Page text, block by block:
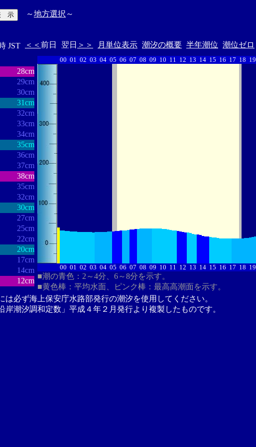
～地方選択 ～
JST ＜＜ 前日 翌日 ＞＞ 月単位表示 潮汐の概要 半年潮位 潮位ゼロ
28cm
29cm
30cm
31cm
32cm
33cm
34cm
35cm
36cm
37cm
38cm
35cm
32cm
30cm
27cm
25cm
22cm
20cm
17cm
14cm
12cm
00 01 02 03 04 05 06 07 08 09 10 11 12 13 14 15 16 17 18 19
00 01 02 03 04 05 06 07 08 09 10 11 12 13 14 15 16 17 18 19
■潮の青色：2～4分、6～8分を示す。
■黄色棒：平均水面、ピンク棒：最高高潮面を示す。
必ず海上保安庁水路部発行の潮汐を使用してください。
潮汐調和定数」平成４年２月発行より複製したものです。